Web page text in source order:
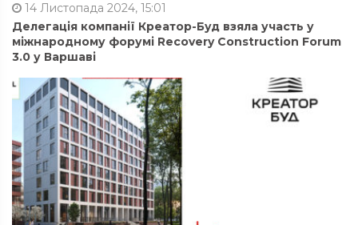
14 Листопада 2024, 15:01
Делегація компанії Креатор-Буд взяла участь у
міжнародному форумі Recovery Construction Forum
3.0 у Варшаві